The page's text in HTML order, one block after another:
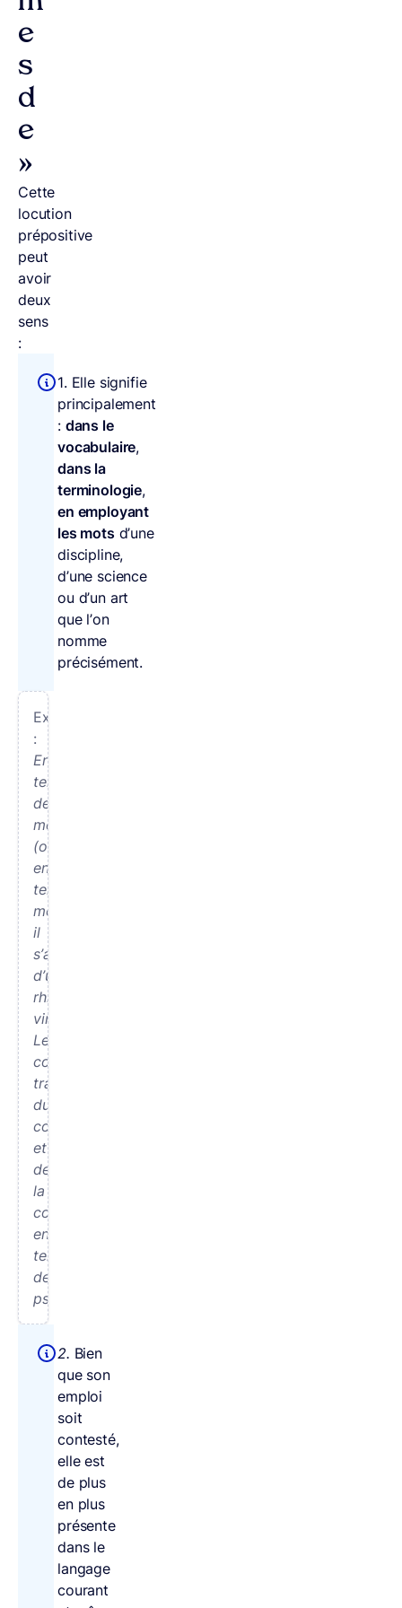
e
s
d
e
»
Cette
locution
prépositive
peut
avoir
deux
sens
:
1. Elle signifie
principalement
: dans le
vocabulaire,
dans la
terminologie,
en employant
les motsd’une
discipline,
d’une science
ou d’un art
que l’on
nomme
précisément.
Exemples
:
En
termes
de
médecine
(ou
en
termes
médicaux),
il
s’agit
d’une
rhinite
virale.
Le
cours
traite
du
comportement
et
de
la
cognition
en
termes
de
psychologie.
2. Bien
que son
emploi
soit
contesté,
elle est
de plus
en plus
présente
dans le
langage
courant